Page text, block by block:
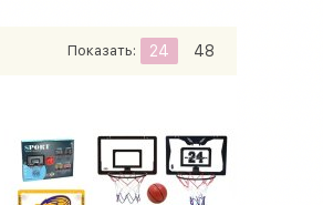
Показать: 24 48